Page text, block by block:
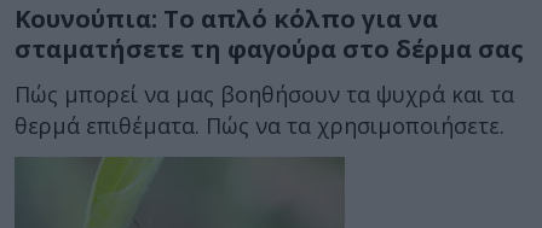
Κουνούπια: Το απλό κόλπο για να
σταματήσετε τη φαγούρα στο δέρμα σας
Πώς μπορεί να μας βοηθήσουν τα ψυχρά και τα
θερμά επιθέματα. Πώς να τα χρησιμοποιήσετε.